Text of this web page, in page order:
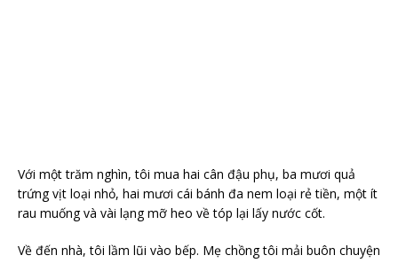
Với một trăm nghìn, tôi mua hai cân đậu phụ, ba mươi quả
trứng vịt loại nhỏ, hai mươi cái bánh đa nem loại rẻ tiền, một ít
rau muống và vài lạng mỡ heo về tóp lại lấy nước cốt.
Về đến nhà, tôi lầm lũi vào bếp. Mẹ chồng tôi mải buôn chuyện